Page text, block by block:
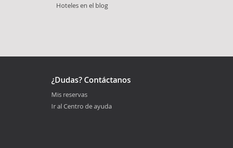
Hoteles en el blog
¿Dudas? Contáctanos
Mis reservas
Ir al Centro de ayuda